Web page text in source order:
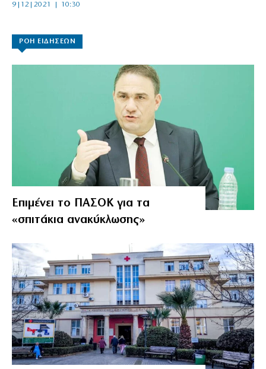
9|12|2021 | 10:30
ΡΟΗ ΕΙΔΗΣΕΩΝ
Επιμένει το ΠΑΣΟΚ για τα
«σπιτάκια ανακύκλωσης»